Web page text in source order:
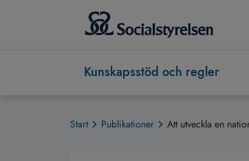
Kunskapsstöd och regler
Start Publikationer Att utveckla en